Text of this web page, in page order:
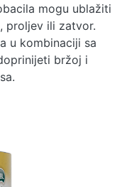
mogu ublažiti
proljev ili zatvor.
u kombinaciji sa
bržoj i